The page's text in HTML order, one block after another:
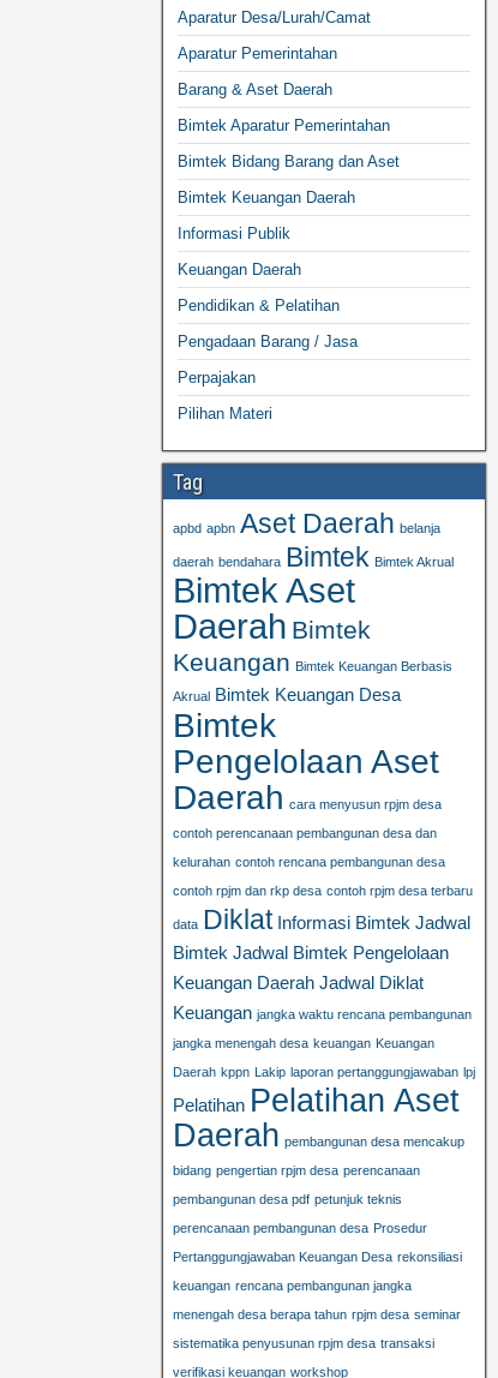
Aparatur Desa/Lurah/Camat
Aparatur Pemerintahan
Barang & Aset Daerah
Bimtek Aparatur Pemerintahan
Bimtek Bidang Barang dan Aset
Bimtek Keuangan Daerah
Informasi Publik
Keuangan Daerah
Pendidikan & Pelatihan
Pengadaan Barang / Jasa
Perpajakan
Pilihan Materi
Tag
apbd apbn Aset Daerah belanja
daerah bendahara Bimtek Bimtek Akrual
Bimtek Aset
Daerah Bimtek
Keuangan Bimtek Keuangan Berbasis
Akrual Bimtek Keuangan Desa
Bimtek
Pengelolaan Aset
Daerah cara menyusun rpjm desa
contoh perencanaan pembangunan desa dan
kelurahan contoh rencana pembangunan desa
contoh rpjm dan rkp desa contoh rpjm desa terbaru
data Diklat Informasi Bimtek Jadwal
Bimtek Jadwal Bimtek Pengelolaan
Keuangan Daerah Jadwal Diklat
Keuangan jangka waktu rencana pembangunan
jangka menengah desa keuangan Keuangan
Daerah kppn Lakip laporan pertanggungjawaban lpj
Pelatihan Pelatihan Aset
Daerah pembangunan desa mencakup
bidang pengertian rpjm desa perencanaan
pembangunan desa pdf petunjuk teknis
perencanaan pembangunan desa Prosedur
Pertanggungjawaban Keuangan Desa rekonsiliasi
keuangan rencana pembangunan jangka
menengah desa berapa tahun rpjm desa seminar
sistematika penyusunan rpjm desa transaksi
verifikasi keuangan workshop